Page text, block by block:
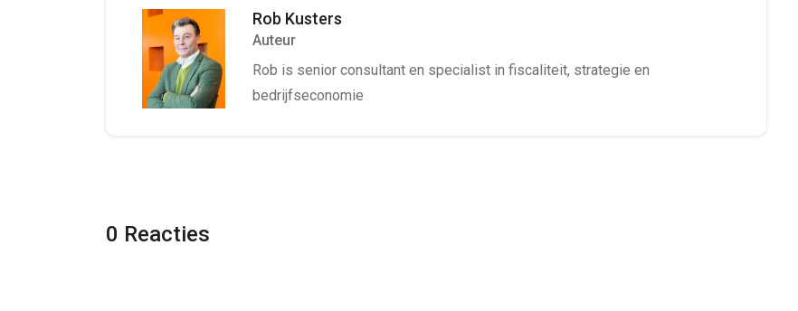
Rob Kusters
Auteur
Rob is senior consultant en specialist in fiscaliteit, strategie en
bedrijfseconomie
0 Reacties